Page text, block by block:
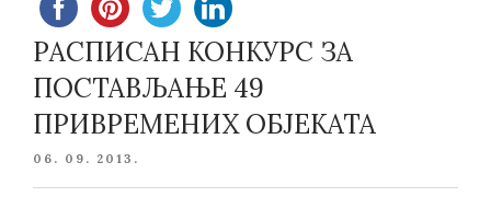
РАСПИСАН КОНКУРС ЗА
ПОСТАВЉАЊЕ 49
ПРИВРЕМЕНИХ ОБЈЕКАТА
POSTED
06. 09. 2013.